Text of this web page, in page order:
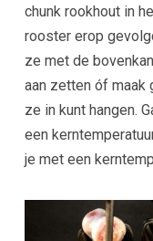
chunk rookhout in
rooster erop
ze met de
aan zetten óf maak
ze in kunt hangen.
een
je met een